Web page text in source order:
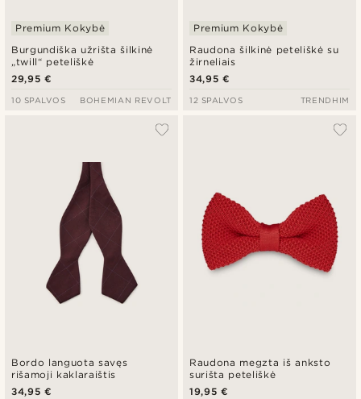
Burgundiška užrišta šilkinė
„twill“ peteliškė
Premium Kokybė
29,95 €
10 SPALVOS BOHEMIAN REVOLT
Raudona šilkinė peteliškė su
žirneliais
Premium Kokybė
34,95 €
12 SPALVOS TRENDHIM
Bordo languota savęs
rišamoji kaklaraištis
34,95 €
Raudona megzta iš anksto
surišta peteliškė
19,95 €